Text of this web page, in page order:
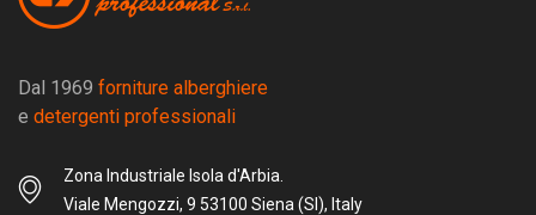
Dal 1969 forniture alberghiere
e detergenti professionali
Zona Industriale Isola d'Arbia.
Viale Mengozzi, 9 53100 Siena (SI), Italy